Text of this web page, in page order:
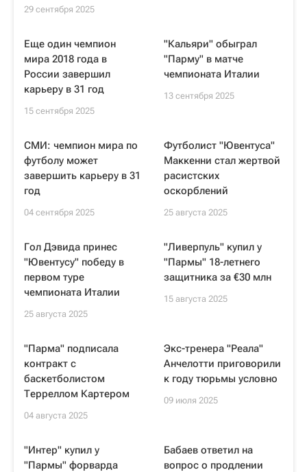
29 сентября 2025
Еще один чемпион
мира 2018 года в
России завершил
карьеру в 31 год
15 сентября 2025
"Кальяри" обыграл
"Парму" в матче
чемпионата Италии
13 сентября 2025
СМИ: чемпион мира по
футболу может
завершить карьеру в 31
год
04 сентября 2025
Футболист "Ювентуса"
Маккенни стал жертвой
расистских
оскорблений
25 августа 2025
Гол Дэвида принес
"Ювентусу" победу в
первом туре
чемпионата Италии
25 августа 2025
"Ливерпуль" купил у
"Пармы" 18-летнего
защитника за €30 млн
15 августа 2025
"Парма" подписала
контракт с
баскетболистом
Терреллом Картером
04 августа 2025
Экс-тренера "Реала"
Анчелотти приговорили
к году тюрьмы условно
09 июля 2025
"Интер" купил у
"Пармы" форварда
Бабаев ответил на
вопрос о продлении